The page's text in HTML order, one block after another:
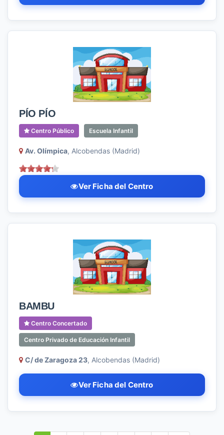
PÍO PÍO
Centro Público Escuela Infantil
Av. Olímpica, Alcobendas (Madrid)
Ver Ficha del Centro
BAMBU
Centro Concertado
Centro Privado de Educación Infantil
C/ de Zaragoza 23, Alcobendas (Madrid)
Ver Ficha del Centro